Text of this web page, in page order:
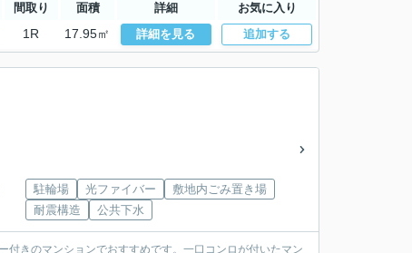
間取り 面積 詳細 お気に入り
1R 17.95㎡ 詳細を見る 追加する
駐輪場 光ファイバー
敷地内ごみ置き場
耐震構造
公共下水
きのマンションでおすすめです。一口コンロが付いたマン